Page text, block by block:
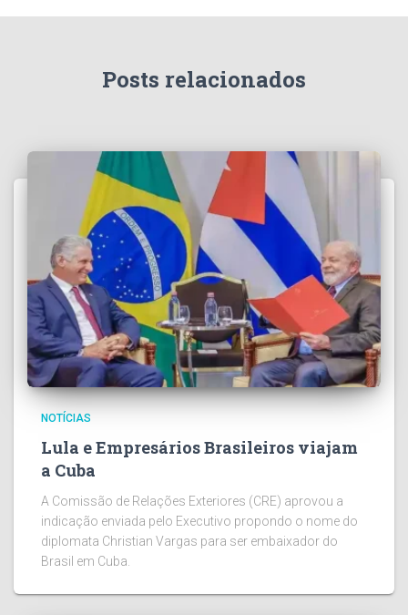
Posts relacionados
NOTÍCIAS
Lula e Empresários Brasileiros viajam
a Cuba
A Comissão de Relações Exteriores (CRE) aprovou a
indicação enviada pelo Executivo propondo o nome do
diplomata Christian Vargas para ser embaixador do
Brasil em Cuba.